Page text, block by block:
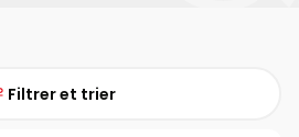
Filtrer et trier